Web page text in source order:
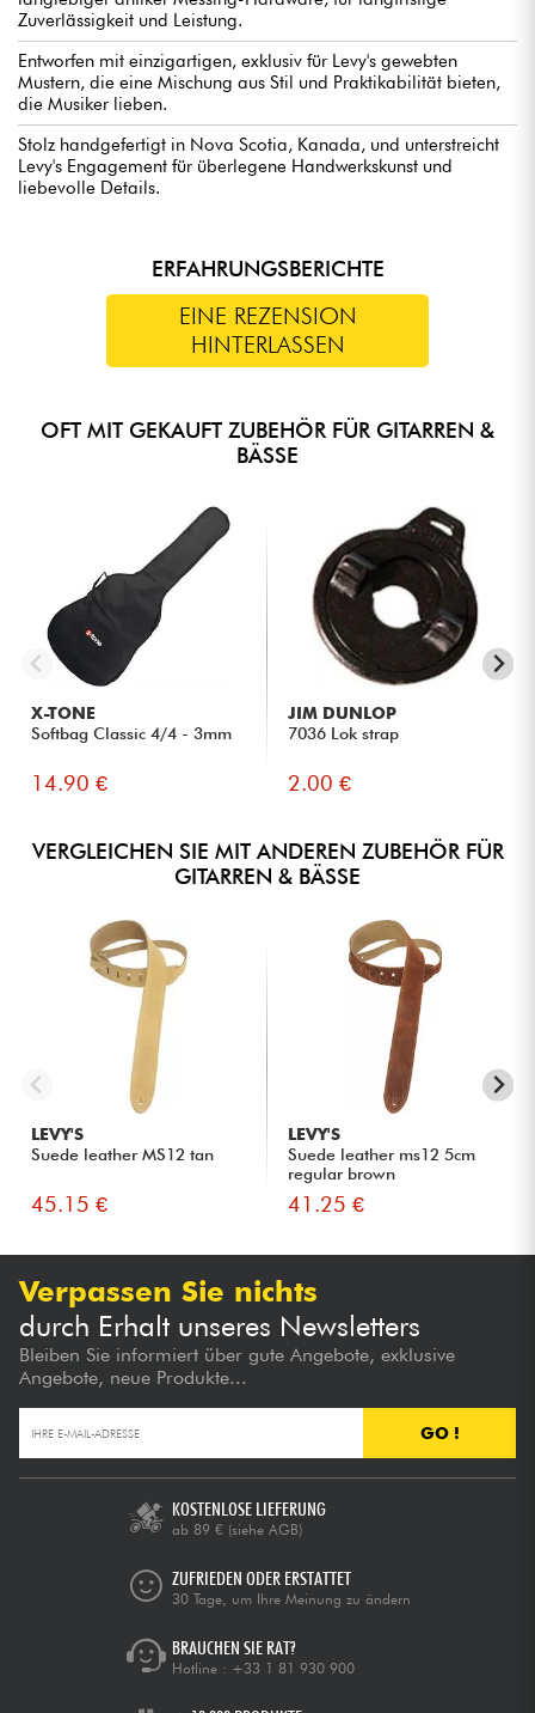
Zuverlässigkeit und Leistung.
Entworfen mit einzigartigen, exklusiv für Levy's gewebten
Mustern, die eine Mischung aus Stil und Praktikabilität bieten,
die Musiker lieben.
Stolz handgefertigt in Nova Scotia, Kanada, und unterstreicht
Levy's Engagement für überlegene Handwerkskunst und
liebevolle Details.
ERFAHRUNGSBERICHTE
EINE REZENSION
HINTERLASSEN
OFT MIT GEKAUFT ZUBEHÖR FÜR GITARREN &
BÄSSE
X-TONE
Softbag Classic 4/4 - 3mm
14.90 €
JIM DUNLOP
7036 Lok strap
2.00 €
VERGLEICHEN SIE MIT ANDEREN ZUBEHÖR FÜR
GITARREN & BÄSSE
LEVY'S
Suede leather MS12 tan
45.15 €
LEVY'S
Suede leather ms12 5cm
regular brown
41.25 €
Verpassen Sie nichts
durch Erhalt unseres Newsletters
Bleiben Sie informiert über gute Angebote, exklusive
Angebote, neue Produkte...
GO !
KOSTENLOSE LIEFERUNG
ab 89 € (siehe AGB)
ZUFRIEDEN ODER ERSTATTET
30 Tage, um Ihre Meinung zu ändern
BRAUCHEN SIE RAT?
Hotline : +33 1 81 930 900